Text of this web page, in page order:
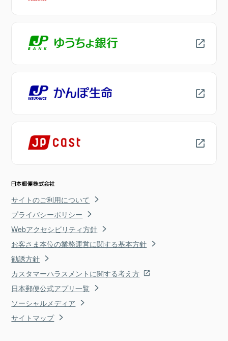
サイトのご利用について
プライバシーポリシー
Webアクセシビリティ方針
お客さま本位の業務運営に関する基本方針
勧誘方針
カスタマーハラスメントに関する考え方
日本郵便公式アプリ一覧
ソーシャルメディア
サイトマップ